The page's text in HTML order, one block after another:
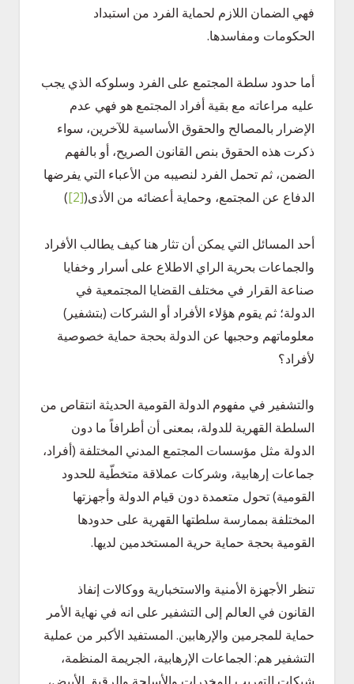
فهي الضمان اللازم لحماية الفرد من استبداد
الحكومات ومفاسدها.
أما حدود سلطة المجتمع على الفرد وسلوكه الذي يجب
عليه مراعاته مع بقية أفراد المجتمع هو فهي عدم
الإضرار بالمصالح والحقوق الأساسية للآخرين، سواء
ذكرت هذه الحقوق بنص القانون الصريح، أو بالفهم
الضمن، ثم تحمل الفرد لنصيبه من الأعباء التي يفرضها
الدفاع عن المجتمع، وحماية أعضائه من الأذى([2]
)
أحد المسائل التي يمكن أن تثار هنا كيف يطالب الأفراد
والجماعات بحرية الراي الاطلاع على أسرار وخفايا
صناعة القرار في مختلف القضايا المجتمعية في
الدولة؛ ثم يقوم هؤلاء الأفراد أو الشركات (بتشفير)
معلوماتهم وحجبها عن الدولة بحجة حماية خصوصية
لأفراد؟
والتشفير في مفهوم الدولة القومية الحديثة انتقاص من
السلطة القهرية للدولة، بمعنى أن أطرافاً ما دون
الدولة مثل مؤسسات المجتمع المدني المختلفة (أفراد،
جماعات إرهابية، وشركات عملاقة متخطّية للحدود
القومية) تحول متعمدة دون قيام الدولة وأجهزتها
المختلفة بممارسة سلطتها القهرية على حدودها
القومية بحجة حماية حرية المستخدمين لديها.
تنظر الأجهزة الأمنية والاستخبارية ووكالات إنفاذ
القانون في العالم إلى التشفير على انه في نهاية الأمر
حماية للمجرمين والإرهابين. المستفيد الأكبر من عملية
التشفير هم: الجماعات الإرهابية، الجريمة المنظمة،